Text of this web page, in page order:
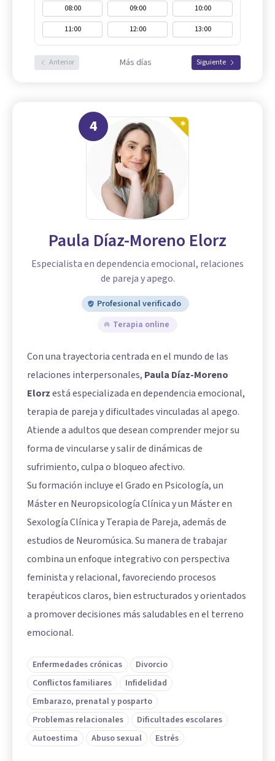
08:00 09:00
10:00
11:00
12:00 13:00
Anterior Más días Siguiente
4
Paula Díaz-Moreno Elorz
Especialista en dependencia emocional, relaciones
de pareja y apego.
Profesional verificado
Terapia online
Con una trayectoria centrada en el mundo de las
relaciones interpersonales, Paula Díaz-Moreno
Elorzestá especializada en dependencia emocional,
terapia de pareja y dificultades vinculadas al apego.
Atiende a adultos que desean comprender mejor su
forma de vincularse y salir de dinámicas de
sufrimiento, culpa o bloqueo afectivo.
Su formación incluye el Grado en Psicología, un
Máster en Neuropsicología Clínica y un Máster en
Sexología Clínica y Terapia de Pareja, además de
estudios de Neuromúsica. Su manera de trabajar
combina un enfoque integrativo con perspectiva
feminista y relacional, favoreciendo procesos
terapéuticos claros, bien estructurados y orientados
a promover decisiones más saludables en el terreno
emocional.
Enfermedades crónicas
Divorcio
Conflictos familiares
Infidelidad
Embarazo, prenatal y posparto
Problemas relacionales
Dificultades escolares
Autoestima
Abuso sexual Estrés